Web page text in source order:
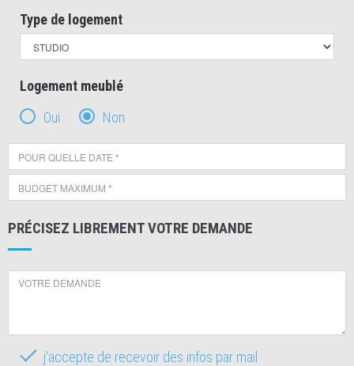
Type de logement
Logement meublé
Oui
Non
PRÉCISEZ LIBREMENT VOTRE DEMANDE
j'accepte de recevoir des infos par mail